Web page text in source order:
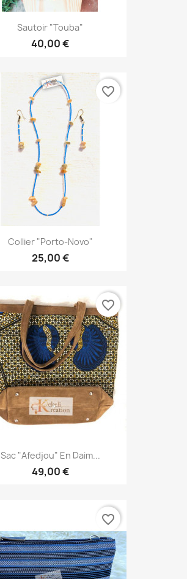
Sautoir "Touba"
40,00 €
Collier "Porto-Novo"
25,00 €
favorite_border
Sac "Afedjou" En Daim...
49,00 €
favorite_border
favorite_border